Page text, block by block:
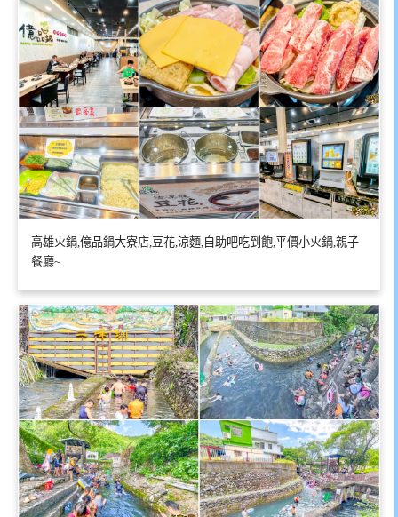
高雄火鍋,億品鍋大寮店,豆花,涼麵,自助吧吃到飽,平價小火鍋,親子
餐廳~